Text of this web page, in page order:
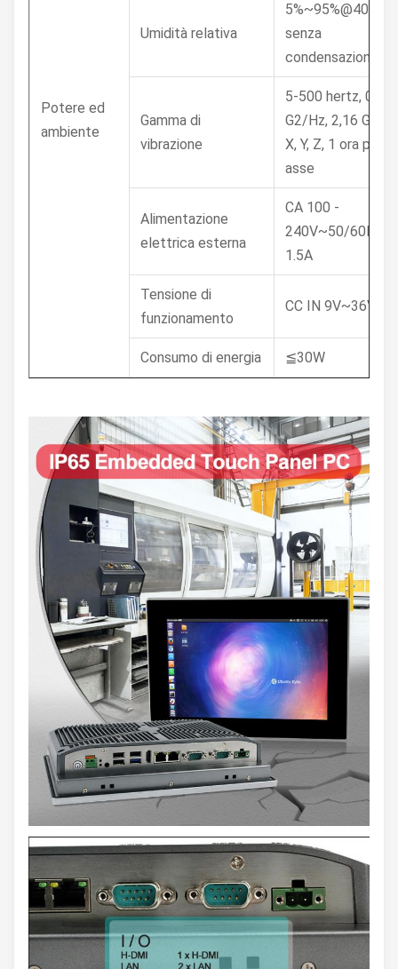
Potere ed
ambiente
Umidità relativa
5%~95%@40°C,
senza
condensazione
Gamma di
vibrazione
5-500 hertz,
G2/Hz, 2,16 Grms,
X, Y, Z, 1 ora per
asse
Alimentazione
elettrica esterna
CA 100 -
240V~50/60Hz,
1.5A
Tensione di
funzionamento
CC IN 9V~36V
Consumo di energia ≦30W